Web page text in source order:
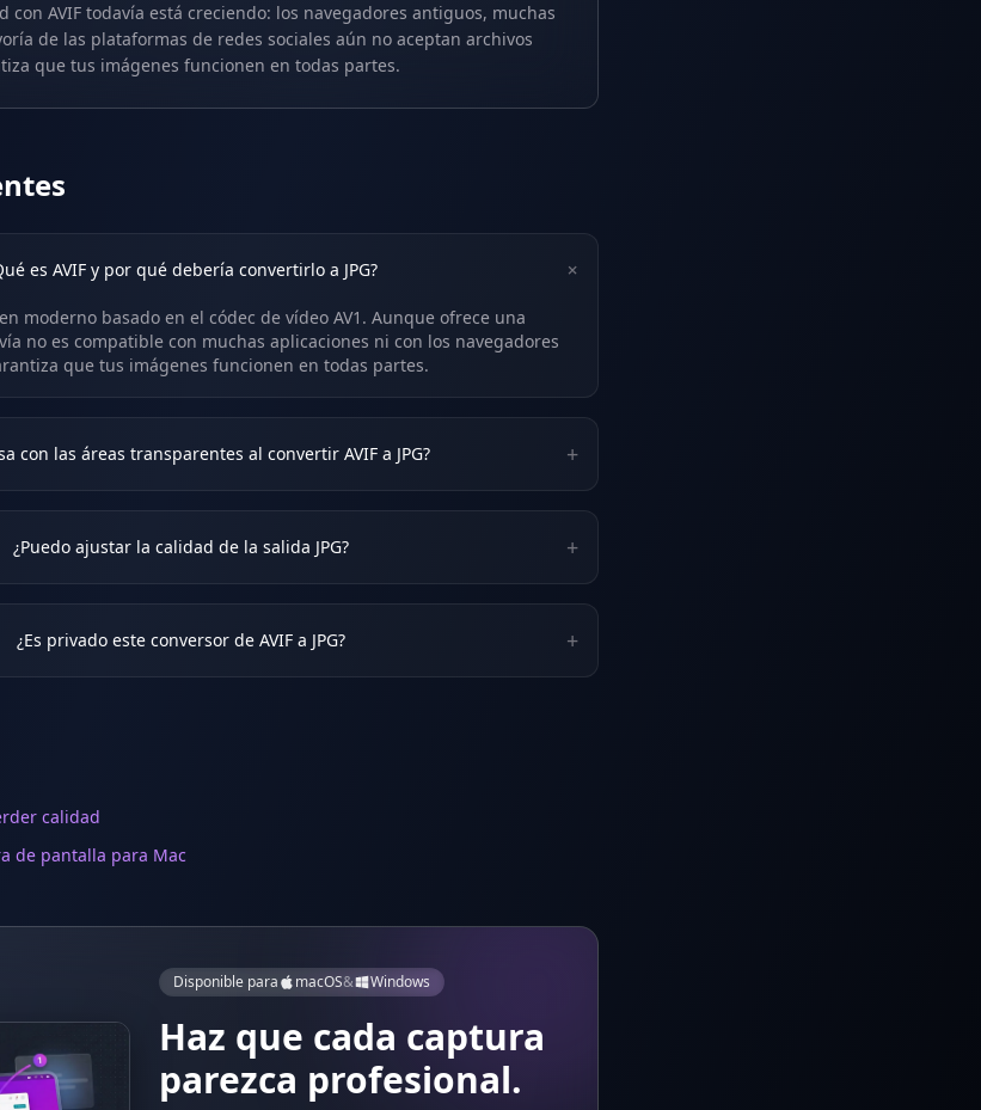
AVIF todavía está creciendo: los navegadores antiguos, muchas
de las plataformas de redes sociales aún no aceptan archivos
que tus imágenes funcionen en todas partes.
es AVIF y por qué debería convertirlo a JPG? +
moderno basado en el códec de vídeo AV1. Aunque ofrece una
no es compatible con muchas aplicaciones ni con los navegadores
que tus imágenes funcionen en todas partes.
con las áreas transparentes al convertir AVIF a JPG? +
¿Puedo ajustar la calidad de la salida JPG? +
¿Es privado este conversor de AVIF a JPG? +
calidad
de pantalla para Mac
Disponible para macOS& Windows
Haz que cada captura
parezca profesional.